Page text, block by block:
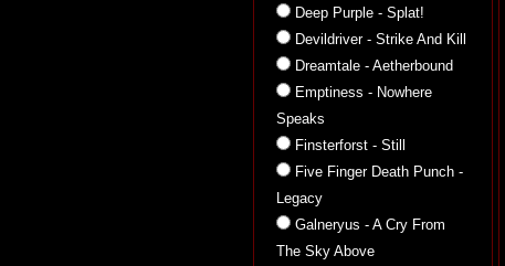
Deep Purple - Splat!
Devildriver - Strike And Kill
Dreamtale - Aetherbound
Emptiness - Nowhere
Speaks
Finsterforst - Still
Five Finger Death Punch -
Legacy
Galneryus - A Cry From
The Sky Above